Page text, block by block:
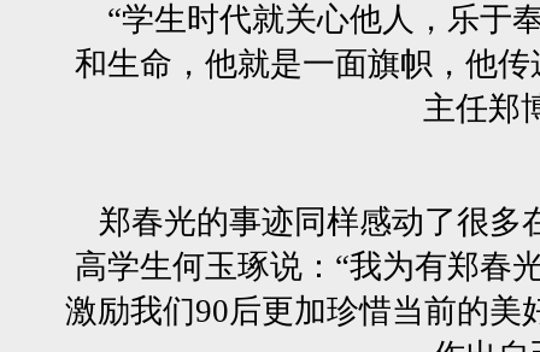
“学生时代就关心他人，乐于
和生命，他就是一面旗帜，他
主任郑
郑春光的事迹同样感动了很多
高学生何玉琢说：“我为有郑春
激励我们90后更加珍惜当前的